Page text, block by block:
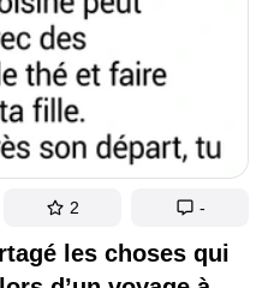
les choses qui
2 -